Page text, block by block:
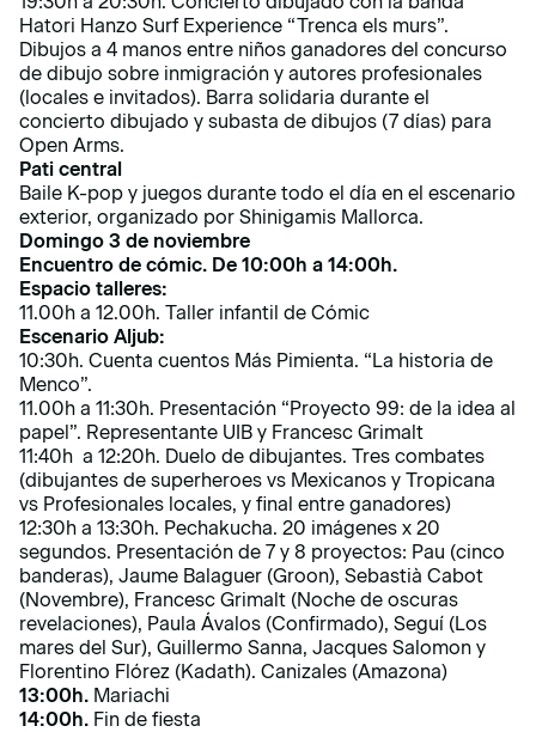
Hatori Hanzo Surf Experience “Trenca els murs”.
Dibujos a 4 manos entre niños ganadores del concurso
de dibujo sobre inmigración y autores profesionales
(locales e invitados). Barra solidaria durante el
concierto dibujado y subasta de dibujos (7 días) para
Open Arms.
Pati central
Baile K-pop y juegos durante todo el día en el escenario
exterior, organizado por Shinigamis Mallorca.
Domingo 3 de noviembre
Encuentro de cómic. De 10:00h a 14:00h.
Espacio talleres:
11.00h a 12.00h. Taller infantil de Cómic
Escenario Aljub:
10:30h. Cuenta cuentos Más Pimienta. “La historia de
Menco”.
11.00h a 11:30h. Presentación “Proyecto 99: de la idea al
papel”. Representante UIB y Francesc Grimalt
11:40h a 12:20h. Duelo de dibujantes. Tres combates
(dibujantes de superheroes vs Mexicanos y Tropicana
vs Profesionales locales, y final entre ganadores)
12:30h a 13:30h. Pechakucha. 20 imágenes x 20
segundos. Presentación de 7 y 8 proyectos: Pau (cinco
banderas), Jaume Balaguer (Groon), Sebastià Cabot
(Novembre), Francesc Grimalt (Noche de oscuras
revelaciones), Paula Ávalos (Confirmado), Seguí (Los
mares del Sur), Guillermo Sanna, Jacques Salomon y
Florentino Flórez (Kadath). Canizales (Amazona)
13:00h. Mariachi
14:00h. Fin de fiesta